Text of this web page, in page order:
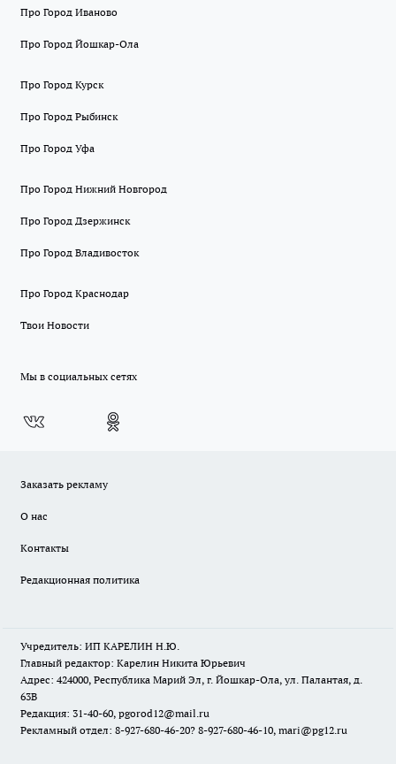
Про Город Иваново
Про Город Йошкар-Ола
Про Город Курск
Про Город Рыбинск
Про Город Уфа
Про Город Нижний Новгород
Про Город Дзержинск
Про Город Владивосток
Про Город Краснодар
Твои Новости
Мы в социальных сетях
Заказать рекламу
О нас
Контакты
Редакционная политика
Учредитель: ИП КАРЕЛИН Н.Ю.
Главный редактор: Карелин Никита Юрьевич
Адрес: 424000, Республика Марий Эл, г. Йошкар-Ола, ул. Палантая, д.
63В
Редакция: 31-40-60, pgorod12@mail.ru
Рекламный отдел: 8-927-680-46-20? 8-927-680-46-10, mari@pg12.ru